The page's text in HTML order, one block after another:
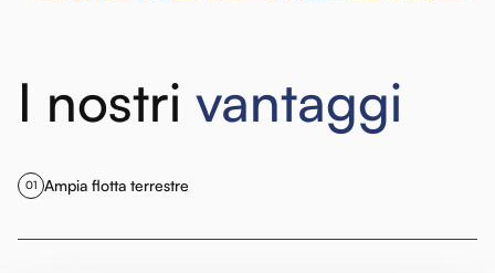
I nostri vantaggi
01 Ampia flotta terrestre